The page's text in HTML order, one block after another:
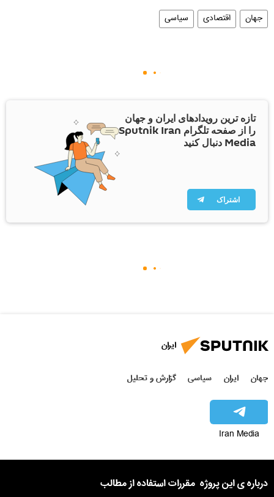
جهان اقتصادی سیاسی
تازه ترین رویدادهای ایران و جهان
را از صفحه تلگرام Sputnik Iran
Media دنبال کنید
اشتراک
ایران
جهان ایران سیاسی گزارش و تحلیل
Iran Media
درباره ی این پروژه مقررات استفاده از مطالب